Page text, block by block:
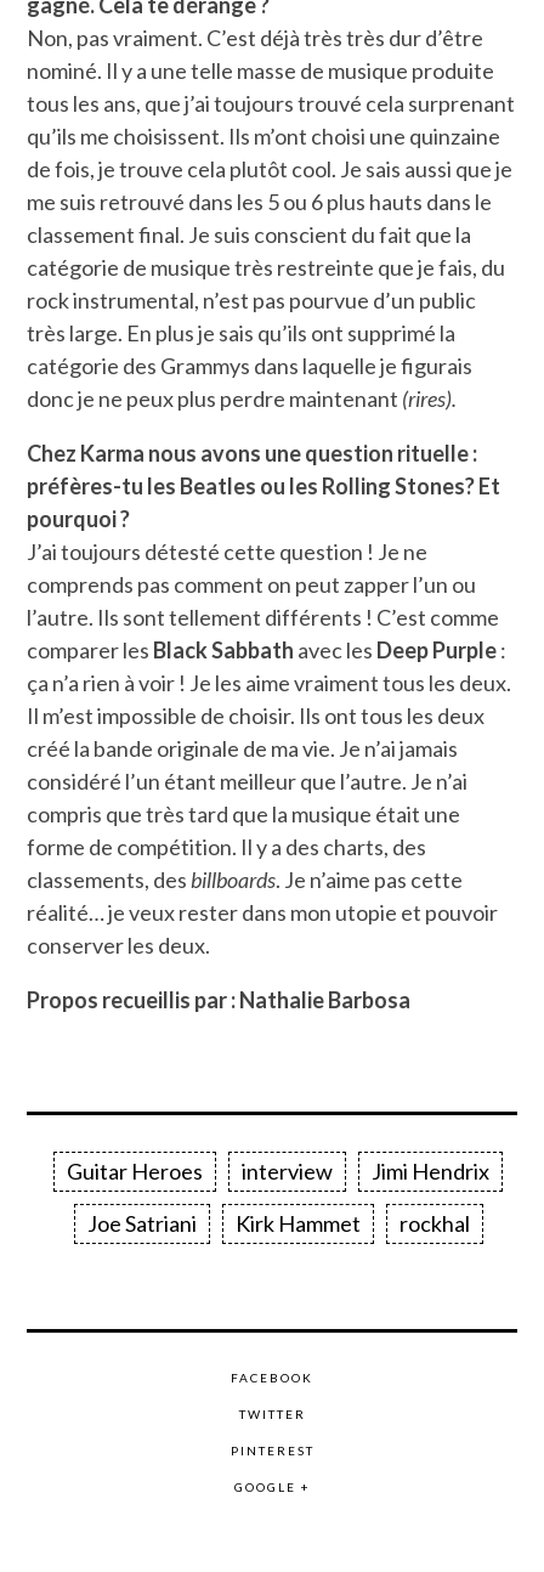
Non, pas vraiment. C’est déjà très très dur d’être
nominé. Il y a une telle masse de musique produite
tous les ans, que j’ai toujours trouvé cela surprenant
qu’ils me choisissent. Ils m’ont choisi une quinzaine
de fois, je trouve cela plutôt cool. Je sais aussi que je
me suis retrouvé dans les 5 ou 6 plus hauts dans le
classement final. Je suis conscient du fait que la
catégorie de musique très restreinte que je fais, du
rock instrumental, n’est pas pourvue d’un public
très large. En plus je sais qu’ils ont supprimé la
catégorie des Grammys dans laquelle je figurais
donc je ne peux plus perdre maintenant (rires).
Chez Karma nous avons une question rituelle :
préfères-tu les Beatles ou les Rolling Stones? Et
pourquoi ?
J’ai toujours détesté cette question ! Je ne
comprends pas comment on peut zapper l’un ou
l’autre. Ils sont tellement différents ! C’est comme
comparer les Black Sabbath avec les Deep Purple:
ça n’a rien à voir ! Je les aime vraiment tous les deux.
Il m’est impossible de choisir. Ils ont tous les deux
créé la bande originale de ma vie. Je n’ai jamais
considéré l’un étant meilleur que l’autre. Je n’ai
compris que très tard que la musique était une
forme de compétition. Il y a des charts, des
classements, des billboards. Je n’aime pas cette
réalité… je veux rester dans mon utopie et pouvoir
conserver les deux.
Propos recueillis par : Nathalie Barbosa
Guitar Heroes interview
Jimi Hendrix
Joe Satriani
Kirk Hammet rockhal
FACEBOOK
TWITTER
PINTEREST
GOOGLE +